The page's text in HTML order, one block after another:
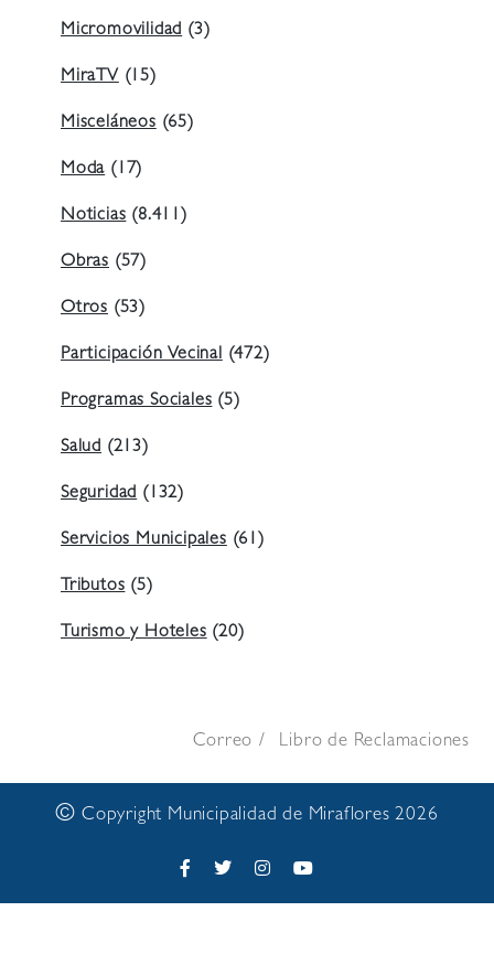
Micromovilidad (3)
MiraTV (15)
Misceláneos (65)
Moda (17)
Noticias (8.411)
Obras (57)
Otros (53)
Participación Vecinal (472)
Programas Sociales (5)
Salud (213)
Seguridad (132)
Servicios Municipales (61)
Tributos (5)
Turismo y Hoteles (20)
Correo Libro de Reclamaciones
© Copyright Municipalidad de Miraflores 2026